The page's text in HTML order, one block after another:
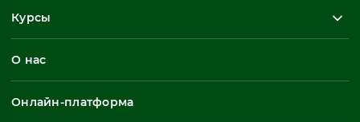
Курсы
Повышение квалификации
Профессиональная переподготовка
О нас
Онлайн-платформа